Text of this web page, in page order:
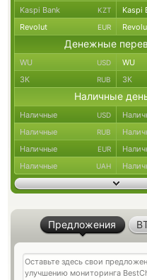
Kaspi Bank KZT Kaspi
Revolut EUR
Денежные
WU USD WU
ЗК RUB ЗК
Наличные
Наличные USD
Наличные RUB
Наличные EUR
Наличные UAH
Предложения